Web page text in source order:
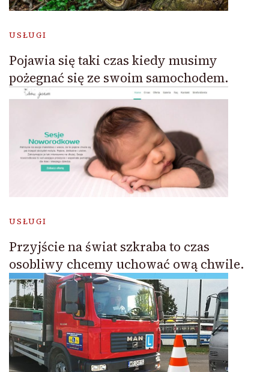
USŁUGI
Pojawia się taki czas kiedy musimy
pożegnać się ze swoim samochodem.
USŁUGI
Przyjście na świat szkraba to czas
osobliwy chcemy uchować ową chwile.